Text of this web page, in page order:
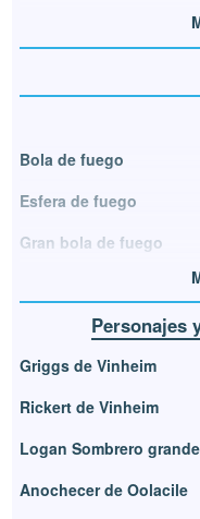
Bola de fuego
Esfera de fuego
Gran bola de fuego
Personajes
Griggs de Vinheim
Rickert de Vinheim
Logan Sombrero grande
Anochecer de Oolacile